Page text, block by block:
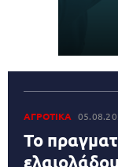
ΑΓΡΟΤΙΚΑ
Το